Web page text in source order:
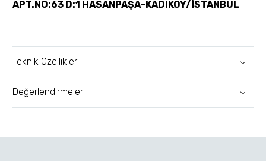
APT.NO:63 D:1 HASANPAŞA-KADIKÖY/İSTANBUL
Teknik Özellikler
Değerlendirmeler